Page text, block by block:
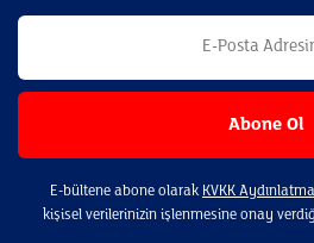
E-bültene abone olarak KVKK
kişisel verilerinizin işlenmesine onay